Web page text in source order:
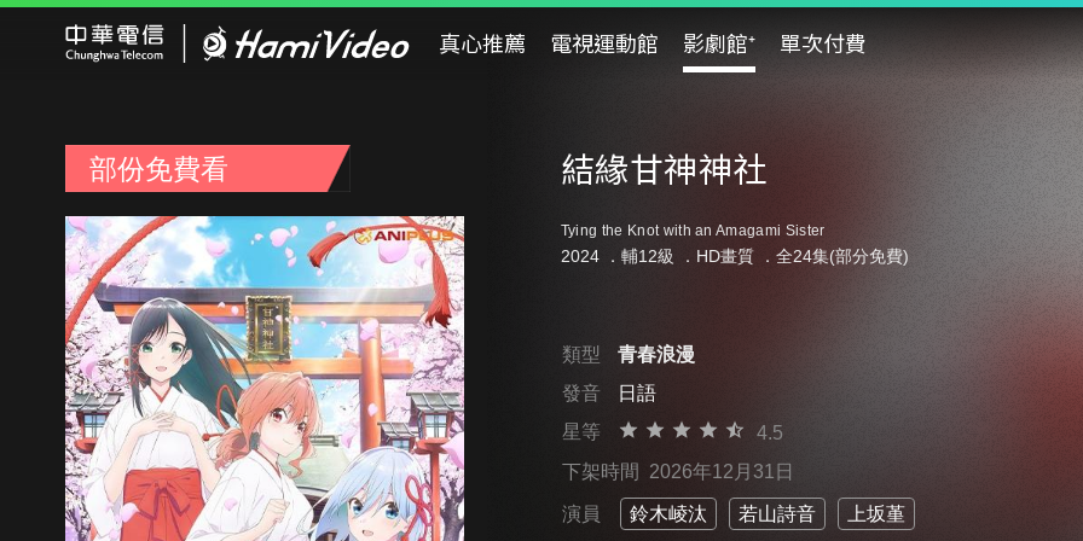
真心推薦 電視運動館 影劇館⁺ 單次付費
部份免費看 結緣甘神神社
Tying the Knot with an Amagami Sister
2024 ． 輔12級 ．HD畫質 ．全24集(部分免費)
類型
青春浪漫
發音
日語
星等
4.5
下架時間 2026年12月31日
演員 鈴木崚汰 若山詩音 上坂堇